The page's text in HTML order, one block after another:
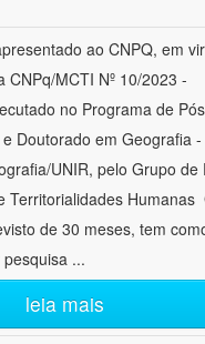
ao CNPQ, em
CNPq/MCTI Nº 10/2023 -
no Programa de
Doutorado em Geografia
UNIR, pelo Grupo de
Humanas 
de 30 meses, tem
pesquisa ...
leia mais